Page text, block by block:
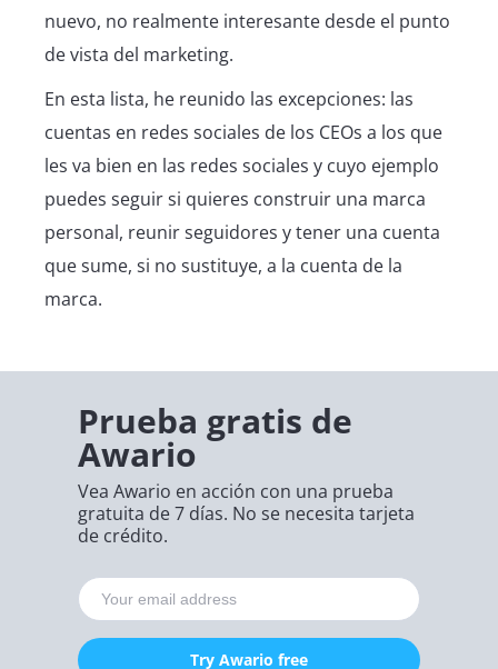
nuevo, no realmente interesante desde el punto
de vista del marketing.
En esta lista, he reunido las excepciones: las
cuentas en redes sociales de los CEOs a los que
les va bien en las redes sociales y cuyo ejemplo
puedes seguir si quieres construir una marca
personal, reunir seguidores y tener una cuenta
que sume, si no sustituye, a la cuenta de la
marca.
Prueba gratis de
Awario
Vea Awario en acción con una prueba
gratuita de 7 días. No se necesita tarjeta
de crédito.
Try Awario free